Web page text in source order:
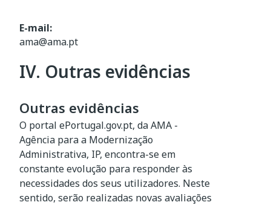
E-mail:
ama@ama.pt
IV. Outras evidências
Outras evidências
O portal ePortugal.gov.pt, da AMA -
Agência para a Modernização
Administrativa, IP, encontra-se em
constante evolução para responder às
necessidades dos seus utilizadores. Neste
sentido, serão realizadas novas avaliações